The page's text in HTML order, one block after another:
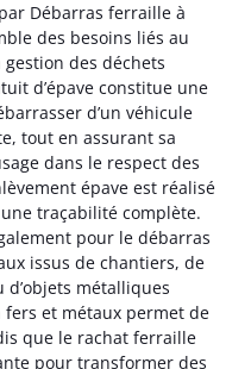
Débarras ferraille à
des besoins liés au
des déchets
d’épave constitue une
d’un véhicule
tout en assurant sa
dans le respect des
épave est réalisé
traçabilité complète.
pour le débarras
issus de chantiers, de
d’objets métalliques
et métaux permet de
que le rachat ferraille
pour transformer des